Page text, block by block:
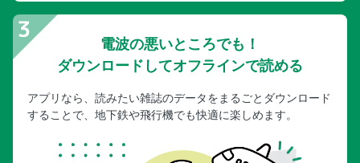
電波の悪いところでも！
ダウンロードしてオフラインで読める
アプリなら、読みたい雑誌のデータをまるごとダウンロード
することで、地下鉄や飛行機でも快適に楽しめます。